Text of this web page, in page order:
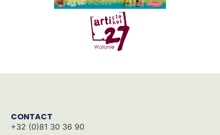
CONTACT
+32 (0)81 30 36 90